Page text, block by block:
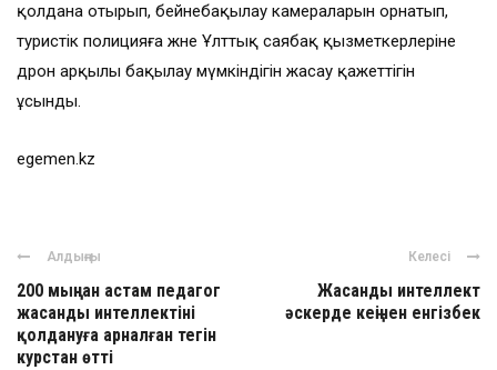
қолдана отырып, бейнебақылау камераларын орнатып,
туристік полицияға және Ұлттық саябақ қызметкерлеріне
дрон арқылы бақылау мүмкіндігін жасау қажеттігін
ұсынды.
egemen.kz
Алдыңғы
200 мыңнан астам педагог
жасанды интеллектіні
қолдануға арналған тегін
курстан өтті
Келесі
Жасанды интеллект
әскерде кеңінен енгізбек